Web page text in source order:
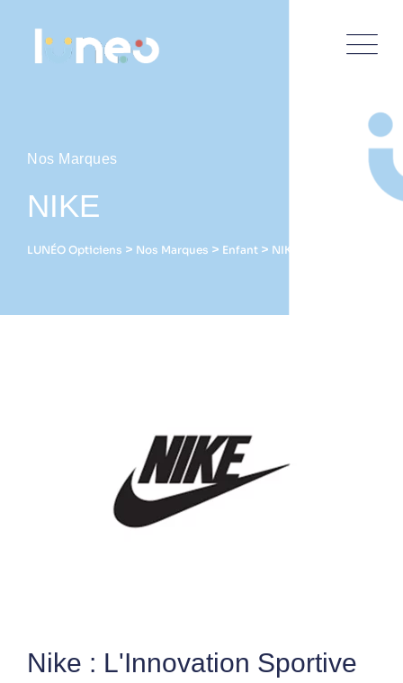
Nos Marques
NIKE
LUNÉO Opticiens > Nos Marques > Enfant > NIKE
Nike : L'Innovation Sportive